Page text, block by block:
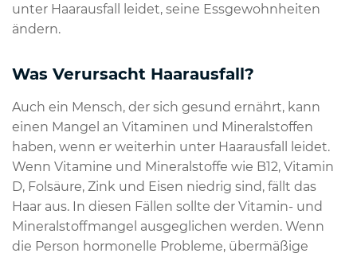
unter Haarausfall leidet, seine Essgewohnheiten
ändern.
Was Verursacht Haarausfall?
Auch ein Mensch, der sich gesund ernährt, kann
einen Mangel an Vitaminen und Mineralstoffen
haben, wenn er weiterhin unter Haarausfall leidet.
Wenn Vitamine und Mineralstoffe wie B12, Vitamin
D, Folsäure, Zink und Eisen niedrig sind, fällt das
Haar aus. In diesen Fällen sollte der Vitamin- und
Mineralstoffmangel ausgeglichen werden. Wenn
die Person hormonelle Probleme, übermäßige